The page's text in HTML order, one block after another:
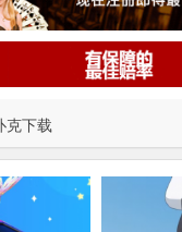
克下载